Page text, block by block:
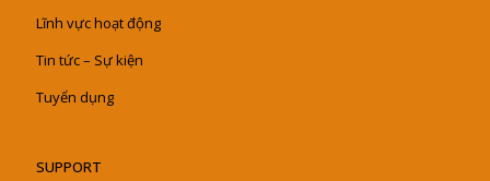
Lĩnh vực hoạt động
Tin tức – Sự kiện
Tuyển dụng
SUPPORT